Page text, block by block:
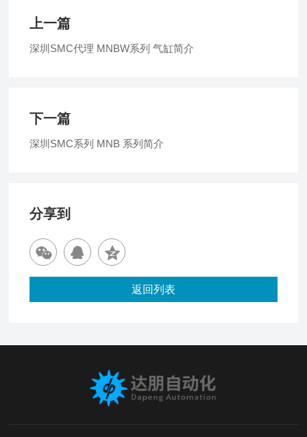
上一篇
深圳SMC代理 MNBW系列 气缸简介
下一篇
深圳SMC系列 MNB 系列简介
分享到
返回列表